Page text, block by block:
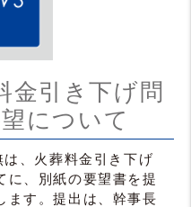
金引き下げ問
について
、火葬料金引き下げ
に、別紙の要望書を提
ます。提出は、幹事長